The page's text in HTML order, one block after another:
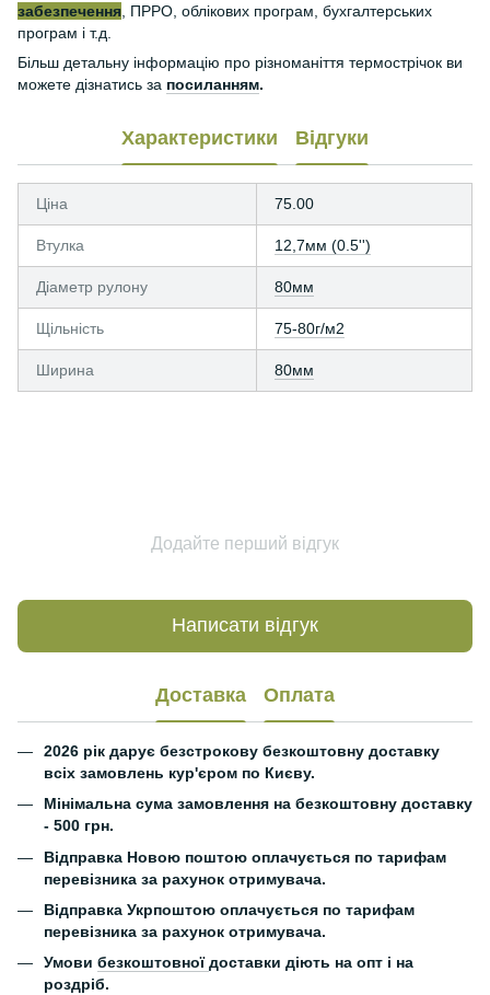
забезпечення , ПРРО, облікових програм, бухгалтерських
програм і т.д.
Більш детальну інформацію про різноманіття термострічок ви
можете дізнатись за посиланням.
Характеристики Відгуки
Ціна 75.00
Втулка 12,7мм (0.5'')
Діаметр рулону 80мм
Щільність 75-80г/м2
Ширина 80мм
Додайте перший відгук
Написати відгук
Доставка Оплата
2026 рік дарує безстрокову безкоштовну доставку
всіх замовлень кур'єром по Києву.
Мінімальна сума замовлення на безкоштовну доставку
- 500 грн.
Відправка Новою поштою оплачується по тарифам
перевізника за рахунок отримувача.
Відправка Укрпоштою оплачується по тарифам
перевізника за рахунок отримувача.
Умови безкоштовноїдоставки діють на опт і на
роздріб.